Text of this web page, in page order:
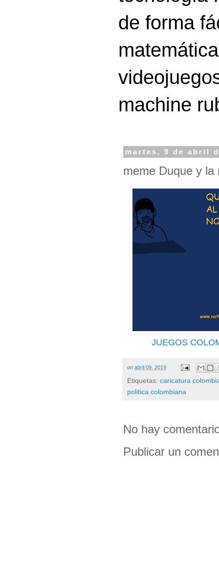
de forma
machine
martes, 9 de abril
meme Duque y la
JUEGOS
on abril 09, 2019
Etiquetas: caricatura
politica colombiana
No hay
Publicar un